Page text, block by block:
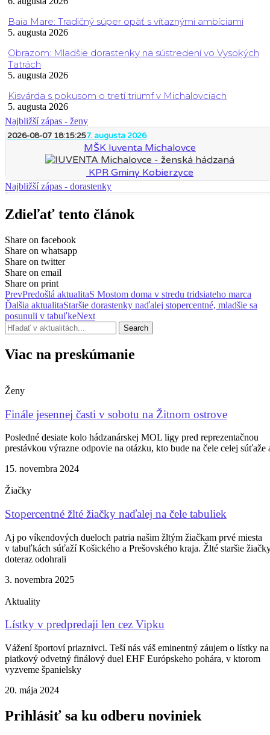
Baia Mare: Tradičný súper opäť s víťaznými ambíciami
5. augusta 2026
Obrazom: Mladšie dorastenky na sústredení vo Vysokých
Tatrách
5. augusta 2026
Kisvárda s pokusom o tretí triumf v Michalovciach
5. augusta 2026
Najbližší zápas - ženy
2026-08-07 18:15:257. augusta 2026
MŠK Iuventa Michalovce
KPR Gminy Kobierzyce
Najbližší zápas - dorastenky
Zdieľať tento článok
Share on facebook
Share on whatsapp
Share on twitter
Share on email
Share on print
PrevPredošlá aktualitaS Mostom doma v stredu tridsiateho marca
Ďalšia aktualitaStaršie dorastenky naďalej stopercentné, mladšie sa
posunuli v tabuľkeNext
Search
Viac na preskúmanie
Ženy
Finále jesennej časti v sobotu na Žitnom ostrove
Posledné desiate kolo hádzanárskej MOL ligy pred reprezentačnou
prestávkou výrazne odpovie na otázku, kto bude na čele celej súťaže
15. novembra 2024
Žiačky
Stopercentné žlté žiačky naďalej na čele tabuliek
Aj po víkendových dueloch patria našim žltým žiačkam prvé miesta
v tabuľkách súťaží Košického a Prešovského kraja. Žlté staršie
doteraz odohrali
3. novembra 2025
Aktuality
Lístky v predpredaji len cez Vipku
Vážení športoví priaznivci. Teší nás váš eminentný záujem o lístky na
piatkový odvetný finálový duel EHF Európskeho pohára, v ktorom
vyzveme španielsky
20. mája 2024
Prihlásiť sa ku odberu noviniek